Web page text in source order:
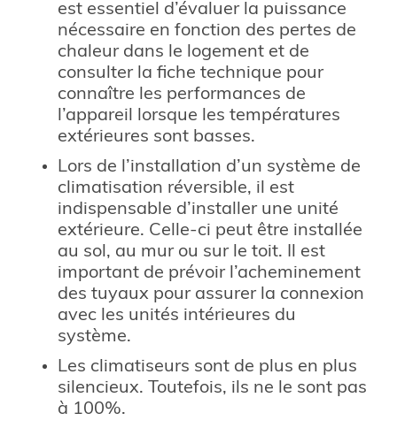
est essentiel d’évaluer la puissance
nécessaire en fonction des pertes de
chaleur dans le logement et de
consulter la fiche technique pour
connaître les performances de
l’appareil lorsque les températures
extérieures sont basses.
Lors de l’installation d’un système de
climatisation réversible, il est
indispensable d’installer une unité
extérieure. Celle-ci peut être installée
au sol, au mur ou sur le toit. Il est
important de prévoir l’acheminement
des tuyaux pour assurer la connexion
avec les unités intérieures du
système.
Les climatiseurs sont de plus en plus
silencieux. Toutefois, ils ne le sont pas
à 100%.